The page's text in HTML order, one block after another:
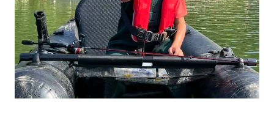
VOLLE
GANG,
MAAR
JULLIE
BLIJVEN
KNALLEN!